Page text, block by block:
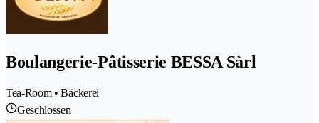
Boulangerie-Pâtisserie BESSA Sàrl
Tea-Room • Bäckerei
Geschlossen